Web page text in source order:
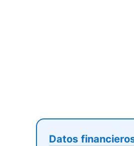
Datos